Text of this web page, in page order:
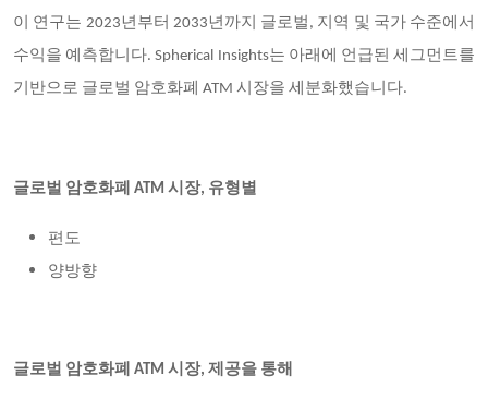
이 연구는 2023년부터 2033년까지 글로벌, 지역 및 국가 수준에서
수익을 예측합니다. Spherical Insights는 아래에 언급된 세그먼트를
기반으로 글로벌 암호화폐 ATM 시장을 세분화했습니다.
글로벌 암호화폐 ATM 시장, 유형별
편도
양방향
글로벌 암호화폐 ATM 시장, 제공을 통해